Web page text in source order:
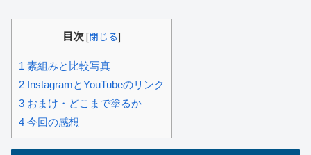
目次 [閉じる]
1 素組みと比較写真
2 InstagramとYouTubeのリンク
3 おまけ・どこまで塗るか
4 今回の感想